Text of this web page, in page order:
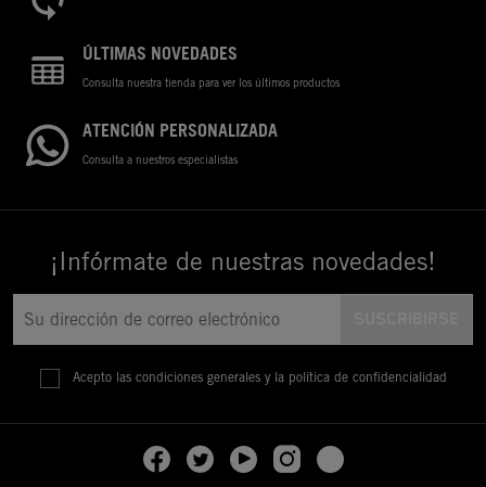
ÚLTIMAS NOVEDADES
Consulta nuestra tienda para ver los últimos productos
ATENCIÓN PERSONALIZADA
Consulta a nuestros especialistas
¡Infórmate de nuestras novedades!
Acepto las condiciones generales y la política de confidencialidad